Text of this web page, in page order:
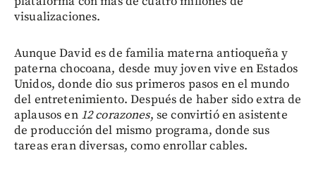
visualizaciones.
Aunque David es de familia materna antioqueña y
paterna chocoana, desde muy joven vive en Estados
Unidos, donde dio sus primeros pasos en el mundo
del entretenimiento. Después de haber sido extra de
aplausos en 12 corazones, se convirtió en asistente
de producción del mismo programa, donde sus
tareas eran diversas, como enrollar cables.